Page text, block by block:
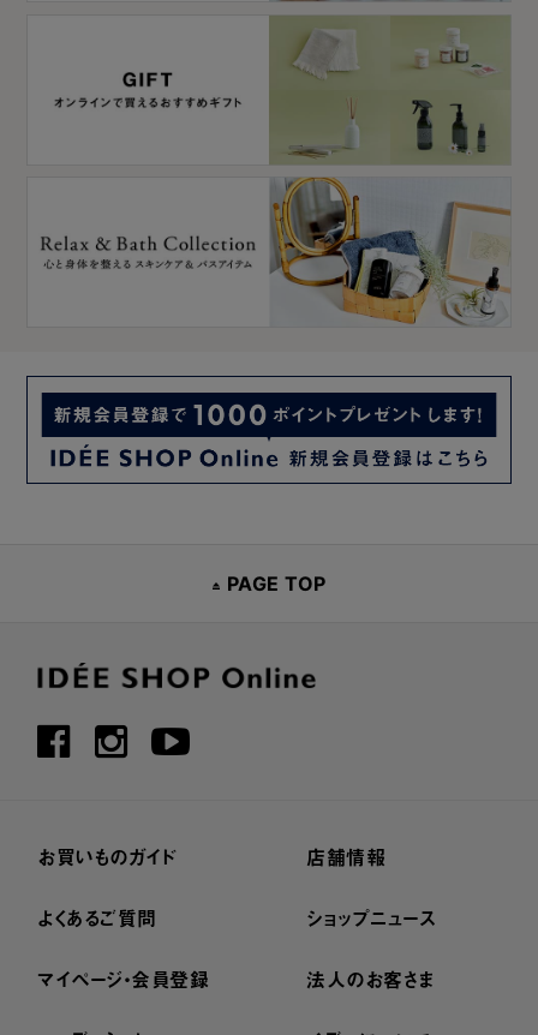
PAGE TOP
お買いものガイド
よくあるご質問
マイページ・会員登録
店舗情報
ショップニュース
法人のお客さま